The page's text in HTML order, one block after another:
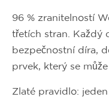
96 % zranitelností
třetích stran. Každý
bezpečnostní díra,
prvek, který se
Zlaté pravidlo: